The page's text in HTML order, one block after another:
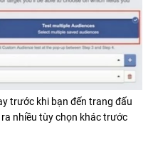
trước khi bạn đến trang đấu
nhiều tùy chọn khác trước